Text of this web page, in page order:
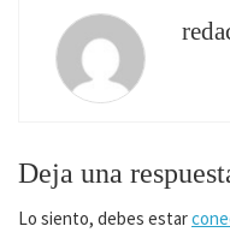
Deja una
Lo siento, debes estar